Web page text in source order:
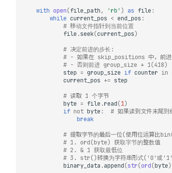
with open(file_path, 'rb' ) as file :
while current_pos < end_pos :
# 移动文件指针到当前位置
file .seek(current_pos)
# 决定前进的步长:
# - 如果在 skip_positions 中，前
# - 否则前进 group_size + 1(418)
step = group_size if counter in
current_pos += step
# 读取 1 个字节
byte = file .read(1)
if not byte :
# 如果读到文件末尾则
break
# 提取字节的最后一位(使用位运算比
# 1. ord(byte) 获取字节的整数值
# 2. & 1 获取最低位
# 3. str()转换为字符串形式('0'或
binary_data .append(str(ord(byte)